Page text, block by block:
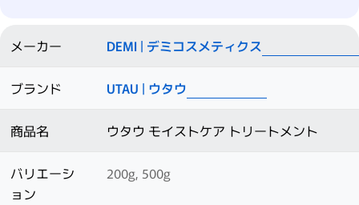
メーカー DEMI | デミコスメティクス
ブランド UTAU | ウタウ
商品名 ウタウ モイストケア トリートメント
バリエーシ
ョン
200g, 500g